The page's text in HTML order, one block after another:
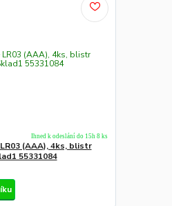
(AAA), 4ks, blistr
55331084
Ihned k odeslání do 15h 8 ks